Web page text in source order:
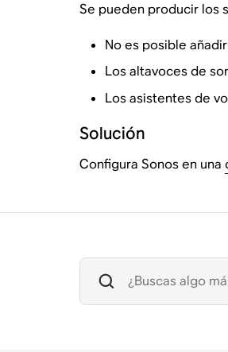
Se pueden producir los
No es posible
Los altavoces de
Los asistentes de
Solución
Configura Sonos en una